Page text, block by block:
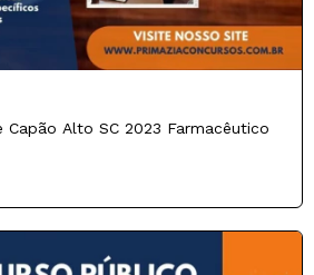
Alto SC 2023 Farmacêutico